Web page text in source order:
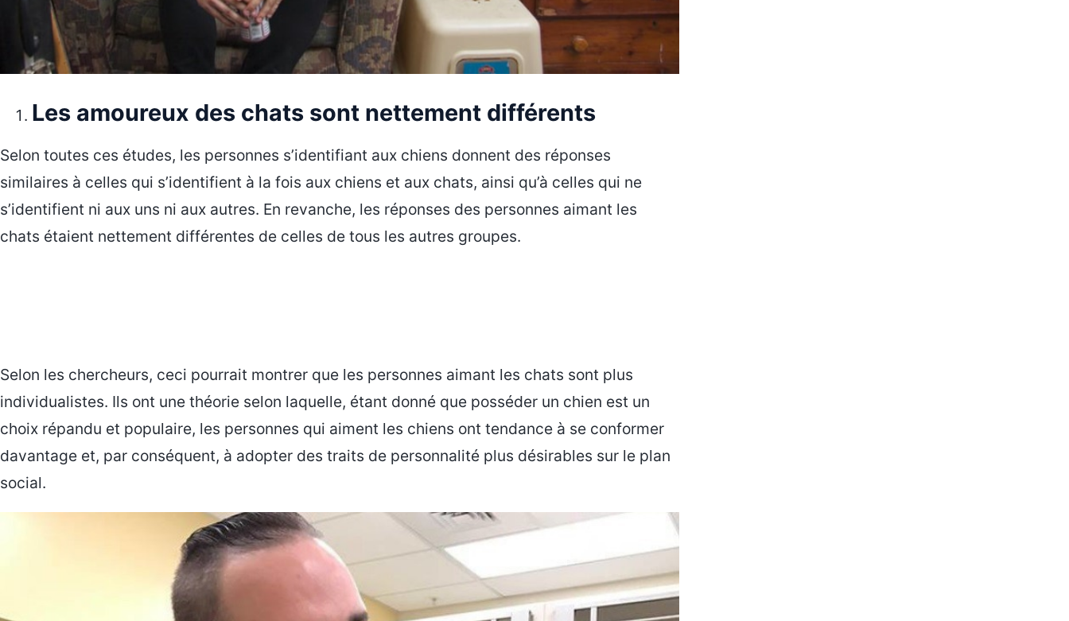
Les amoureux des chats sont nettement différents
Selon toutes ces études, les personnes s’identifiant aux chiens donnent des réponses
similaires à celles qui s’identifient à la fois aux chiens et aux chats, ainsi qu’à celles qui ne
s’identifient ni aux uns ni aux autres. En revanche, les réponses des personnes aimant les
chats étaient nettement différentes de celles de tous les autres groupes.
Selon les chercheurs, ceci pourrait montrer que les personnes aimant les chats sont plus
individualistes. Ils ont une théorie selon laquelle, étant donné que posséder un chien est un
choix répandu et populaire, les personnes qui aiment les chiens ont tendance à se conformer
davantage et, par conséquent, à adopter des traits de personnalité plus désirables sur le plan
social.